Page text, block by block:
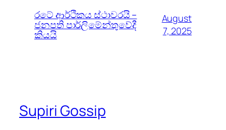
රටේ ආර්ථිකය ස්ථාවරයි –
ජනපති පාර්ලිමේන්තුවේදී
කියයි
August
7, 2025
Supiri Gossip